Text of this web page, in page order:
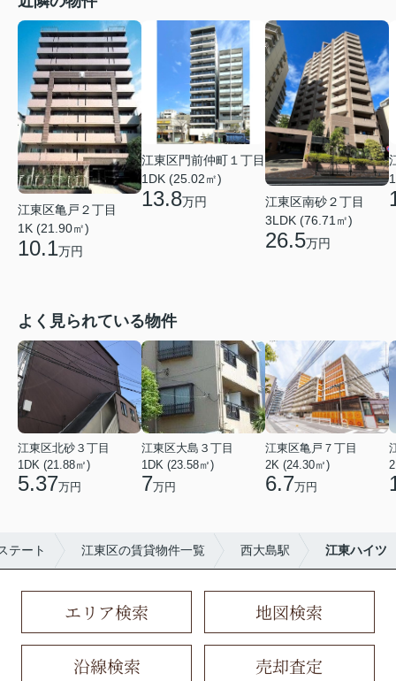
江東区亀戸２丁目
1K (21.90㎡)
10.1万円
江東区門前仲町１丁目
1DK (25.02㎡)
13.8万円
江東区南砂２丁目
3LDK (76.71㎡)
26.5万円
よく見られている物件
江東区北砂３丁目
1DK (21.88㎡)
5.37万円
江東区大島３丁目
1DK (23.58㎡)
7万円
江東区亀戸７丁目
2K (24.30㎡)
6.7万円
テート 江東区の賃貸物件一覧 西大島駅 江東ハイツ
エリア検索 地図検索
沿線検索 売却査定